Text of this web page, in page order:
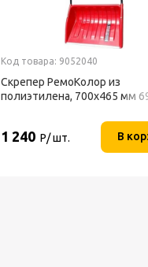
Код товара: 9052040
Скрепер РемоКолор из
полиэтилена, 700x465 мм
1 240 Р/ шт. В